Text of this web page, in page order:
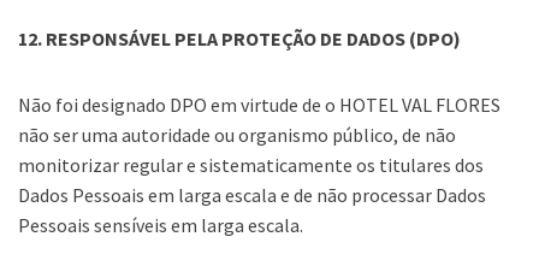
12. RESPONSÁVEL PELA PROTEÇÃO DE DADOS (DPO)
Não foi designado DPO em virtude de o HOTEL VAL FLORES
não ser uma autoridade ou organismo público, de não
monitorizar regular e sistematicamente os titulares dos
Dados Pessoais em larga escala e de não processar Dados
Pessoais sensíveis em larga escala.